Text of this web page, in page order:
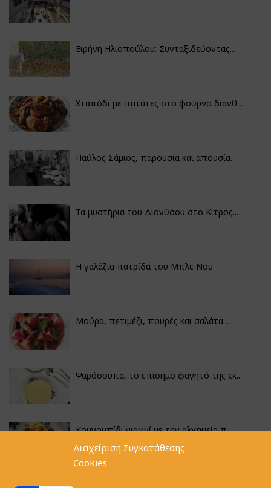
Διαχείριση Συγκατάθεσης
Cookies
Ειρήνη Ηλιοπούλου: Συνταξιδεύοντας...
Χταπόδι με πατάτες στο φούρνο διανθ...
Παύλος Σάμιος, παρουσία και απουσία...
Τα μυστήρια του Διονύσου στο Κίτρος...
Η γαλάζια πατρίδα του Μπλε Νου
Μούρα, πετιμέζι, πουρές και σαλάτα...
Ψαρόσουπα, το επίσημο φαγητό της εκ...
Κουνουπίδι γιαχνί με την αλχημεία π...